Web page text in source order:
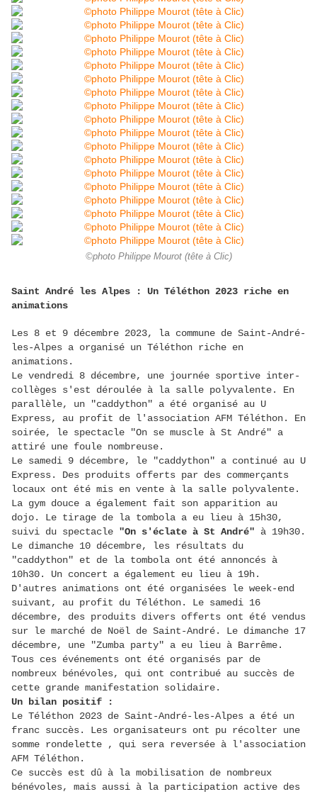
©photo Philippe Mourot (tête à Clic)
Saint André les Alpes : Un Téléthon 2023 riche en
animations
Les 8 et 9 décembre 2023, la commune de Saint-André-
les-Alpes a organisé un Téléthon riche en
animations.
Le vendredi 8 décembre, une journée sportive inter-
collèges s'est déroulée à la salle polyvalente. En
parallèle, un "caddython" a été organisé au U
Express, au profit de l'association AFM Téléthon. En
soirée, le spectacle "On se muscle à St André" a
attiré une foule nombreuse.
Le samedi 9 décembre, le "caddython" a continué au U
Express. Des produits offerts par des commerçants
locaux ont été mis en vente à la salle polyvalente.
La gym douce a également fait son apparition au
dojo. Le tirage de la tombola a eu lieu à 15h30,
suivi du spectacle "On s'éclate à St André" à 19h30.
Le dimanche 10 décembre, les résultats du
"caddython" et de la tombola ont été annoncés à
10h30. Un concert a également eu lieu à 19h.
D'autres animations ont été organisées le week-end
suivant, au profit du Téléthon. Le samedi 16
décembre, des produits divers offerts ont été vendus
sur le marché de Noël de Saint-André. Le dimanche 17
décembre, une "Zumba party" a eu lieu à Barrême.
Tous ces événements ont été organisés par de
nombreux bénévoles, qui ont contribué au succès de
cette grande manifestation solidaire.
Un bilan positif :
Le Téléthon 2023 de Saint-André-les-Alpes a été un
franc succès. Les organisateurs ont pu récolter une
somme rondelette , qui sera reversée à l'association
AFM Téléthon.
Ce succès est dû à la mobilisation de nombreux
bénévoles, mais aussi à la participation active des